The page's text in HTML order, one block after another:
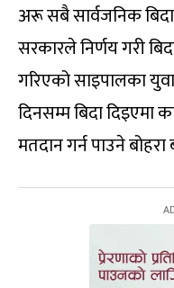
अरू सबै सार्वजनिक
सरकारले निर्णय गरी
गरिएको साइपालका
दिनसम्म बिदा दिइएमा
मतदान गर्न पाउने